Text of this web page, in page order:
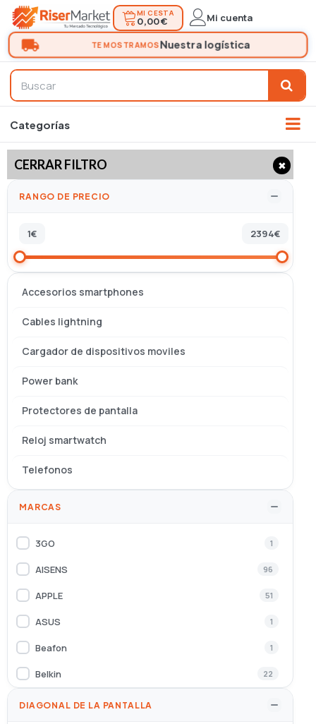
MI CESTA
0,00 € Mi cuenta
Accesorios smartphones
Cables lightning
Cargador de dispositivos moviles
Power bank
Protectores de pantalla
Reloj smartwatch
Telefonos
CERRAR FILTRO ✖
RANGO DE PRECIO
1€ 2394€
MARCAS
3GO 1
AISENS 96
APPLE 51
ASUS 1
Beafon 1
Belkin 22
Celly
DIAGONAL DE LA PANTALLA